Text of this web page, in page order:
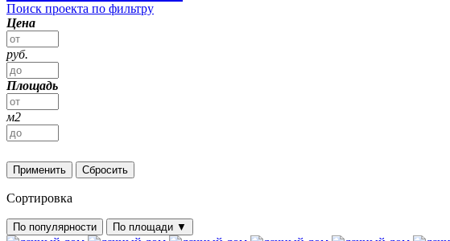
Поиск проекта по фильтру
Цена
руб.
Площадь
м2
Применить Сбросить
Сортировка
По популярности По площади ▼